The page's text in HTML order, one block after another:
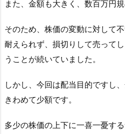
また、金額も大きく、数百万円
そのため、株価の変動に対して
耐えられず、損切りして売って
うことが続いていました。
しかし、今回は配当目的ですし
きわめて少額です。
多少の株価の上下に一喜一憂す